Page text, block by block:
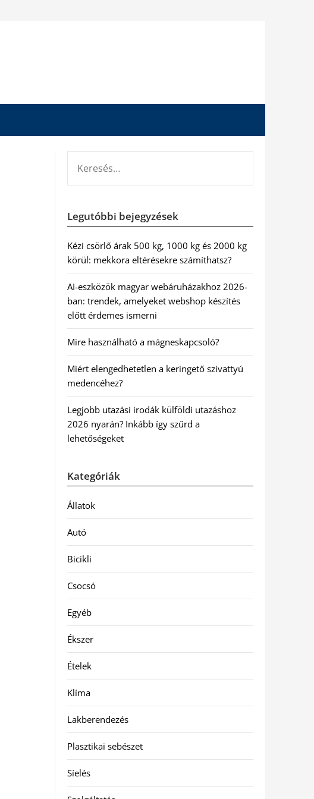
Legutóbbi bejegyzések
Kézi csörlő árak 500 kg, 1000 kg és 2000 kg
körül: mekkora eltérésekre számíthatsz?
AI-eszközök magyar webáruházakhoz 2026-
ban: trendek, amelyeket webshop készítés
előtt érdemes ismerni
Mire használható a mágneskapcsoló?
Miért elengedhetetlen a keringető szivattyú
medencéhez?
Legjobb utazási irodák külföldi utazáshoz
2026 nyarán? Inkább így szűrd a
lehetőségeket
Kategóriák
Állatok
Autó
Bicikli
Csocsó
Egyéb
Ékszer
Ételek
Klíma
Lakberendezés
Plasztikai sebészet
Síelés